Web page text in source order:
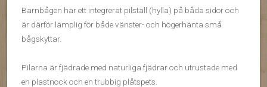
Barnbågen har ett integrerat pilställ (hylla) på båda sidor och
är därför lämplig för både vänster- och högerhänta små
bågskyttar.
Pilarna är fjädrade med naturliga fjädrar och utrustade med
en plastnock och en trubbig plåtspets.